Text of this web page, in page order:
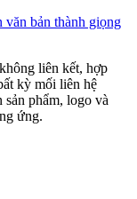
văn bản thành giọng
liên kết, hợp
kỳ mối liên hệ
phẩm, logo và
ứng.